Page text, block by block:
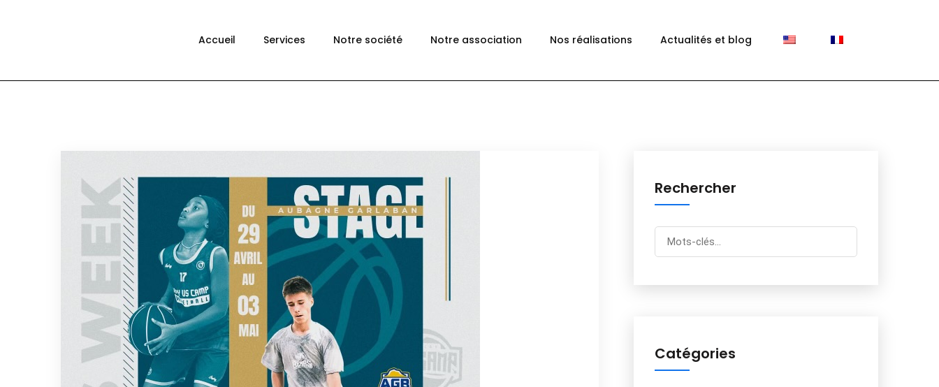
CO
Accueil Services Notre société Notre association Nos réalisations Actualités et blog
Rechercher
Catégories